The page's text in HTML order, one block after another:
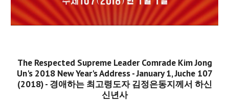
The Respected Supreme Leader Comrade Kim Jong
Un's 2018 New Year's Address - January 1, Juche 107
(2018) - 경애하는 최고령도자 김정은동지께서 하신
신년사